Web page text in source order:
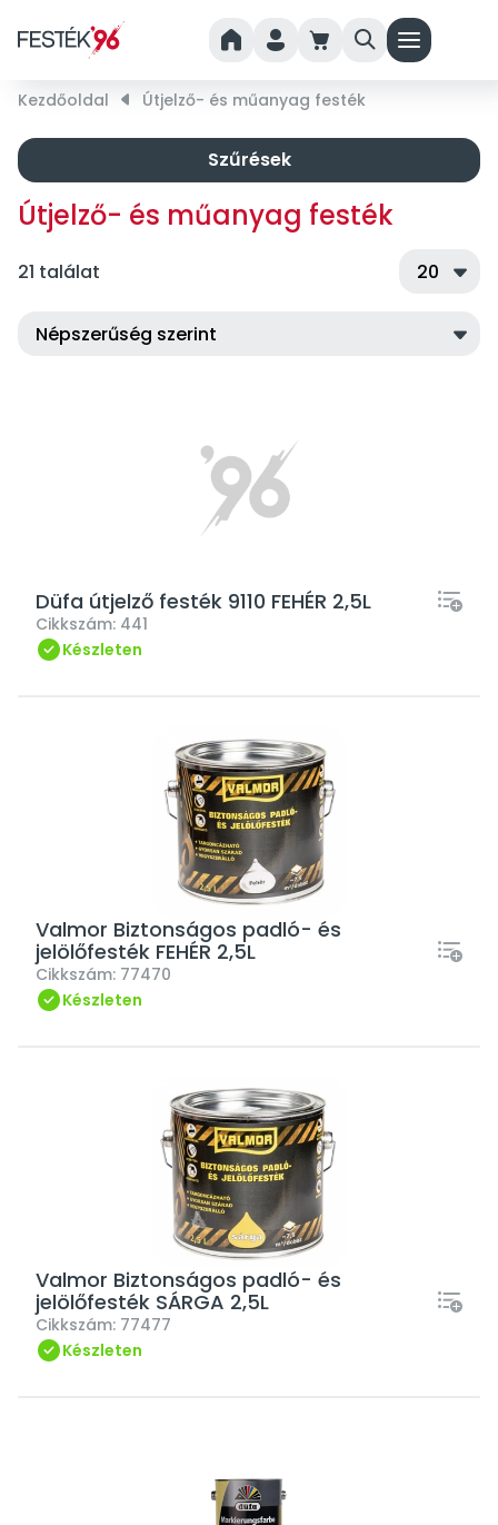
home person cart search menu
Kezdőoldal right_small Útjelző- és műanyag festék
Útjelző- és műanyag festék
21 találat
Düfa útjelző festék 9110 FEHÉR 2,5L
Cikkszám: 441
Készleten
Valmor Biztonságos padló- és
jelölőfesték FEHÉR 2,5L
Cikkszám: 77470
Készleten
Valmor Biztonságos padló- és
jelölőfesték SÁRGA 2,5L
Cikkszám: 77477
Készleten
Szűrések